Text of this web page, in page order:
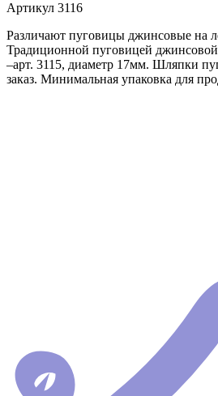
Артикул 3116
Различают пуговицы джинсовые на
Традиционной пуговицей
–арт. 3115, диаметр 17мм. Шляпки
заказ. Минимальная упаковка для